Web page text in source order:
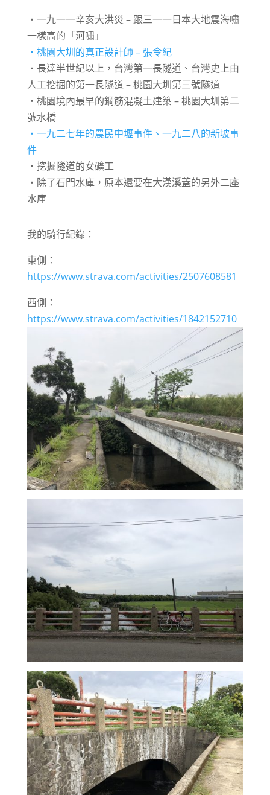
・一九一一辛亥大洪災 – 跟三一一日本大地震海嘯
一樣高的「河嘯」
・桃園大圳的真正設計師 – 張令紀
・長達半世紀以上，台灣第一長隧道、台灣史上由
人工挖掘的第一長隧道 – 桃園大圳第三號隧道
・桃園境內最早的鋼筋混凝土建築 – 桃園大圳第二
號水橋
・一九二七年的農民中壢事件、一九二八的新坡事
件
・挖掘隧道的女礦工
・除了石門水庫，原本還要在大漢溪蓋的另外二座
水庫
我的騎行紀錄：
東側：
https://www.strava.com/activities/2507608581
西側：
https://www.strava.com/activities/1842152710